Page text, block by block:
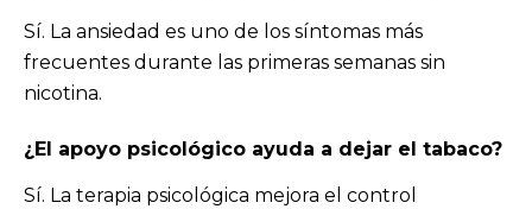
Sí. La ansiedad es uno de los síntomas más
frecuentes durante las primeras semanas sin
nicotina.
¿El apoyo psicológico ayuda a dejar el tabaco?
Sí. La terapia psicológica mejora el control